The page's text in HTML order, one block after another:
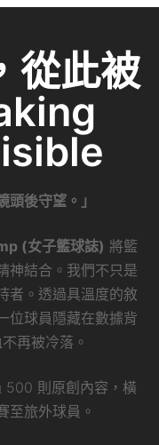
e
dI
n從此被
頭後守望。」
(女子籃球誌) 將籃
神結合。我們不只是
者。透過具溫度的敘
位球員隱藏在數據背
再被冷落。
500 則原創內容，橫
至旅外球員。